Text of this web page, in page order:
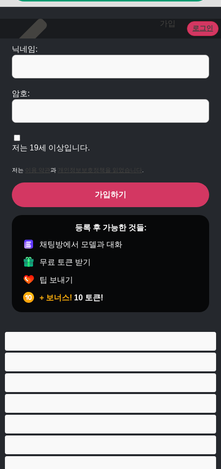
가입
로그인
닉네임:
암호:
저는 19세 이상입니다.
저는 이용 약관과 개인정보보호정책을 읽었습니다 .
가입하기
등록 후 가능한 것들:
채팅방에서 모델과 대화
무료 토큰 받기
팁 보내기
+ 보너스! 10 토큰!